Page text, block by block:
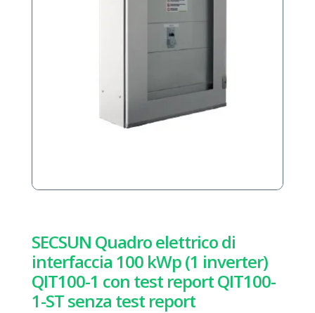
SECSUN Quadro elettrico di
interfaccia 100 kWp (1 inverter)
QIT100-1 con test report QIT100-
1-ST senza test report